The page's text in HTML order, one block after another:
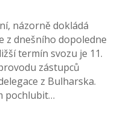
názorně dokládá
z dnešního dopoledne
termín svozu je 11.
zástupců
z Bulharska.
pochlubit…